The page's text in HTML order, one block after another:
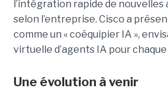
l’intégration rapide de nouvelles
selon l’entreprise. Cisco a
comme un « coéquipier IA »,
virtuelle d’agents IA pour
Une évolution à venir